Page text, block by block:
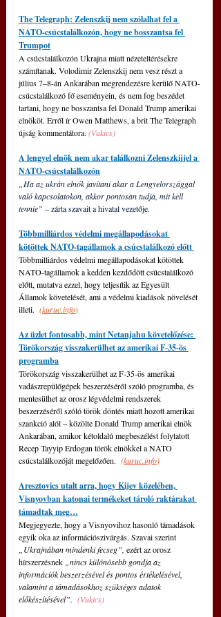
The Telegraph: Zelenszkij nem szólalhat fel a
NATO-csúcstalálkozón, hogy ne bosszantsa fel
Trumpot
A csúcstalálkozón Ukrajna miatt nézeteltérésekre
számítanak. Volodimir Zelenszkij nem vesz részt a
július 7–8-án Ankarában megrendezésre kerülő NATO-
csúcstalálkozó fő eseményein, és nem fog beszédet
tartani, hogy ne bosszantsa fel Donald Trump amerikai
elnököt. Erről ír Owen Matthews, a brit The Telegraph
újság kommentátora. (Vukics)
A lengyel elnök nem akar találkozni Zelenszkijjel a
NATO-csúcstalálkozón
„Ha az ukrán elnök javítani akar a Lengyelországgal
való kapcsolatokon, akkor pontosan tudja, mit kell
tennie” – zárta szavait a hivatal vezetője.
Többmilliárdos védelmi megállapodásokat
kötöttek NATO-tagállamok a csúcstalálkozó előtt
Többmilliárdos védelmi megállapodásokat kötöttek
NATO-tagállamok a kedden kezdődött csúcstalálkozó
előtt, mutatva ezzel, hogy teljesítik az Egyesült
Államok követelését, ami a védelmi kiadások növelését
illeti. (kuruc.info)
Az üzlet fontosabb, mint Netanjahu követelőzése:
Törökország visszakerülhet az amerikai F-35-ös
programba
Törökország visszakerülhet az F-35-ös amerikai
vadászrepülőgépek beszerzéséről szóló programba, és
mentesülhet az orosz légvédelmi rendszerek
beszerzéséről szóló török döntés miatt hozott amerikai
szankció alól ‒ közölte Donald Trump amerikai elnök
Ankarában, amikor kétoldalú megbeszélést folytatott
Recep Tayyip Erdogan török elnökkel a NATO
csúcstalálkozóját megelőzően. (kuruc.info)
Aresztovics utalt arra, hogy Kijev közelében,
Visnyovban katonai termékeket tároló raktárakat
támadtak meg…
Megjegyezte, hogy a Visnyovihoz hasonló támadások
egyik oka az információszivárgás. Szavai szerint
„Ukrajnában mindenki fecseg”, ezért az orosz
hírszerzésnek
„nincs különösebb gondja az
információk beszerzésével és pontos értékelésével,
valamint a támadásokhoz szükséges adatok
előkészítésével”. (Vukics)